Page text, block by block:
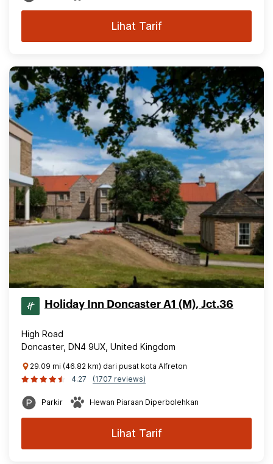
Lihat Tarif
Holiday Inn Doncaster A1 (M), Jct.36
High Road
Doncaster, DN4 9UX, United Kingdom
29.09 mi (46.82 km) dari pusat kota Alfreton
4.27
(1707 reviews)
Parkir Hewan Piaraan Diperbolehkan
Lihat Tarif